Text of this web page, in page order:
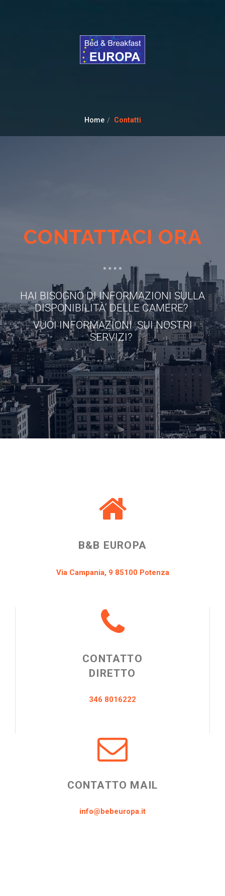
Home Contatti
CONTATTACI ORA
HAI BISOGNO DI INFORMAZIONI SULLA
DISPONIBILITÀ’ DELLE CAMERE?
VUOI INFORMAZIONI SUI NOSTRI
SERVIZI?
B&B EUROPA
Via Campania, 9 85100 Potenza
CONTATTO
DIRETTO
346 8016222
CONTATTO MAIL
info@bebeuropa.it